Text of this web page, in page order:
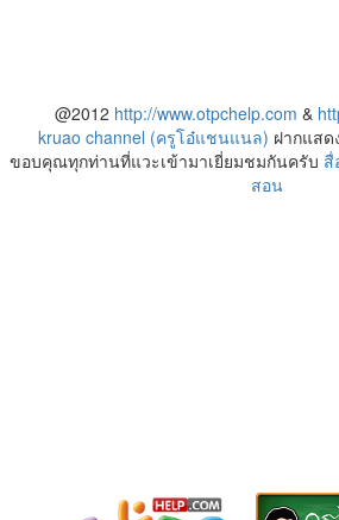
@2012 http://www.otpchelp.com &
kruao channel (ครูโอ๋แชนแนล) ฝากแสด
ขอบคุณทุกท่านที่แวะเข้ามาเยี่ยมชมกันครับ สื่
สอน